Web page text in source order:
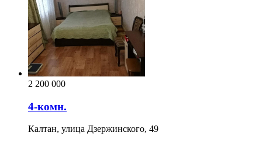
2 200 000
4-комн.
Калтан, улица Дзержинского, 49